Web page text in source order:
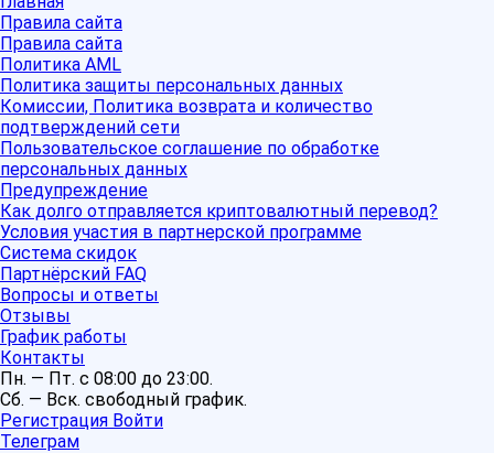
Правила сайта
Правила сайта
Политика AML
Политика защиты персональных данных
Комиссии, Политика возврата и количество
подтверждений сети
Пользовательское соглашение по обработке
персональных данных
Предупреждение
Как долго отправляется криптовалютный перевод?
Условия участия в партнерской программе
Система скидок
Партнёрский FAQ
Вопросы и ответы
Отзывы
График работы
Контакты
Пн. — Пт. с 08:00 до 23:00.
Сб. — Вск. свободный график.
Регистрация Войти
Телеграм